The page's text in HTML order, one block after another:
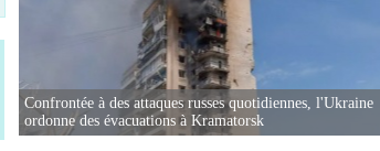
Confrontée à des attaques russes quotidiennes, l'Ukraine
ordonne des évacuations à Kramatorsk